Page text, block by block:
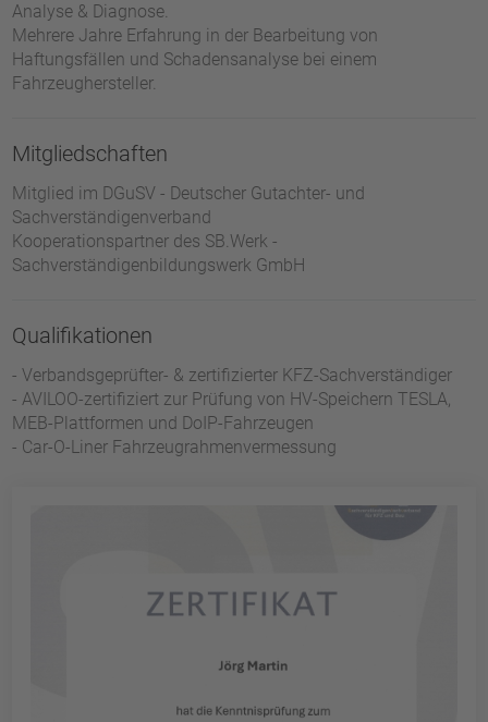
Analyse & Diagnose.
Mehrere Jahre Erfahrung in der Bearbeitung von
Haftungsfällen und Schadensanalyse bei einem
Fahrzeughersteller.
Mitgliedschaften
Mitglied im DGuSV - Deutscher Gutachter- und
Sachverständigenverband
Kooperationspartner des SB.Werk -
Sachverständigenbildungswerk GmbH
Qualifikationen
- Verbandsgeprüfter- & zertifizierter KFZ-Sachverständiger
- AVILOO-zertifiziert zur Prüfung von HV-Speichern TESLA,
MEB-Plattformen und DoIP-Fahrzeugen
- Car-O-Liner Fahrzeugrahmenvermessung